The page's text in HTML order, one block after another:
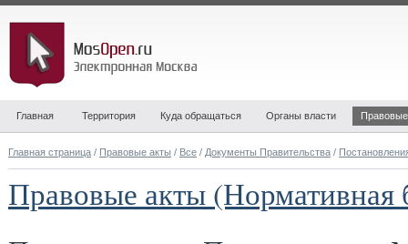
Главная Территория Куда обращаться Органы власти
Главная страница / Правовые акты / Все / Документы Правительства /
Правовые акты (Нормативная